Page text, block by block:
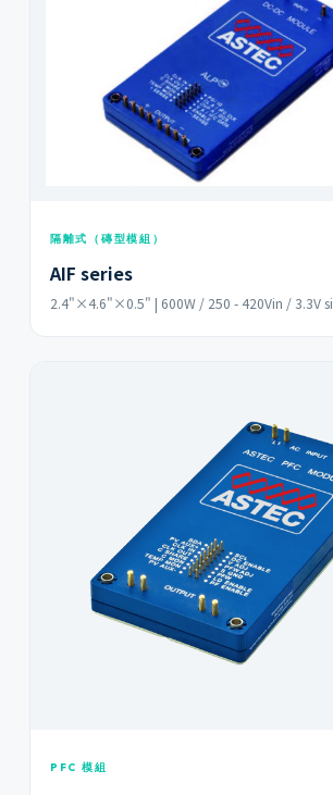
隔離式（磚型模組）
AIF series
2.4"×4.6"×0.5" | 600W / 250 - 420Vin / 3.3V si
PFC 模組